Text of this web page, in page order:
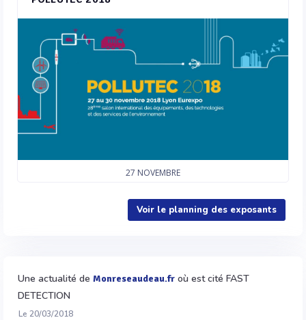
27 NOVEMBRE
Voir le planning des exposants
Une actualité de Monreseaudeau.fr où est cité FAST
DETECTION
Le 20/03/2018